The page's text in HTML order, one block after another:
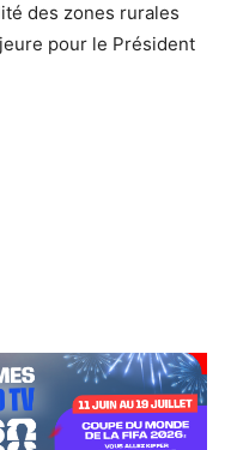
des zones rurales
pour le Président